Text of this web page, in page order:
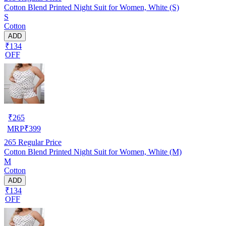
Cotton Blend Printed Night Suit for Women, White (S)
S
Cotton
ADD
₹134
OFF
₹265
MRP₹399
265 Regular Price
Cotton Blend Printed Night Suit for Women, White (M)
M
Cotton
ADD
₹134
OFF